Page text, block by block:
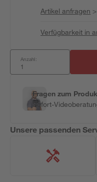
Artikel anfragen >
Verfügbarkeit in
Anzahl:
Fragen zum
Sofort-
Unsere passenden